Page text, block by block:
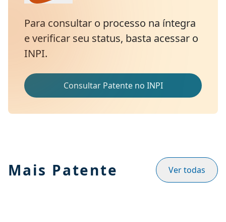
Para consultar o processo na íntegra
e verificar seu status, basta acessar o
INPI.
Consultar Patente no INPI
Mais Patente Ver todas